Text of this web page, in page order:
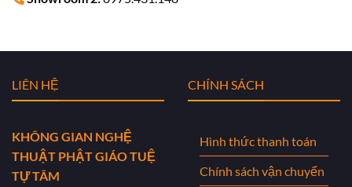
LIÊN HỆ
KHÔNG GIAN NGHỆ
THUẬT PHẬT GIÁO TUỆ
TỰ TÂM
CHÍNH SÁCH
Hình thức thanh toán
Chính sách vận chuyển